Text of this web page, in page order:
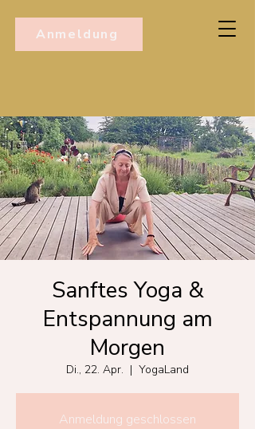
Anmeldung
Sanftes Yoga &
Entspannung am
Morgen
Di., 22. Apr.
  |
YogaLand
Anmeldung geschlossen